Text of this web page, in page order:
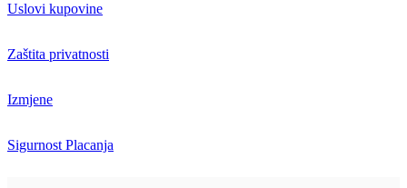
Uslovi kupovine
Zaštita privatnosti
Izmjene
Sigurnost Placanja